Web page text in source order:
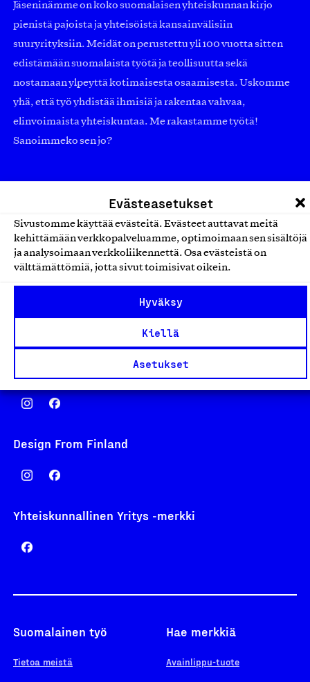
Evästeasetukset
Sivustomme käyttää evästeitä. Evästeet auttavat meitä
kehittämään verkkopalveluamme, optimoimaan sen sisältöjä
ja analysoimaan verkkoliikennettä. Osa evästeistä on
välttämättömiä, jotta sivut toimisivat oikein.
Hyväksy
Kiellä
Asetukset
Jäseninämme on koko suomalaisen yhteiskunnan kirjo
pienistä pajoista ja yhteisöistä kansainvälisiin
suuryrityksiin. Meidät on perustettu yli 100 vuotta sitten
edistämään suomalaista työtä ja teollisuutta sekä
nostamaan ylpeyttä kotimaisesta osaamisesta. Uskomme
yhä, että työ yhdistää ihmisiä ja rakentaa vahvaa,
elinvoimaista yhteiskuntaa. Me rakastamme työtä!
Sanoimmeko sen jo?
Eteläranta 14,
00130 Helsinki
Finland
asiakaspalvelu@suomalainentyo.fi
laskutus@suomalainentyo.fi
Design From Finland
Yhteiskunnallinen Yritys -merkki
Suomalainen työ
Tietoa meistä
Hae merkkiä
Avainlippu-tuote